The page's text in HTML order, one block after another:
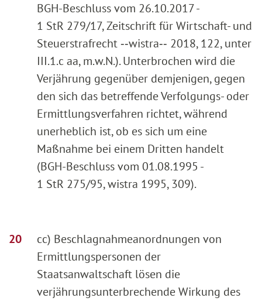
BGH-Beschluss vom 26.10.2017 -
1 StR 279/17, Zeitschrift für Wirtschaft- und
Steuerstrafrecht ‑‑wistra‑‑ 2018, 122, unter
III.1.c aa, m.w.N.). Unterbrochen wird die
Verjährung gegenüber demjenigen, gegen
den sich das betreffende Verfolgungs- oder
Ermittlungsverfahren richtet, während
unerheblich ist, ob es sich um eine
Maßnahme bei einem Dritten handelt
(BGH-Beschluss vom 01.08.1995 -
1 StR 275/95, wistra 1995, 309).
cc) Beschlagnahmeanordnungen von
Ermittlungspersonen der
Staatsanwaltschaft lösen die
verjährungsunterbrechende Wirkung des